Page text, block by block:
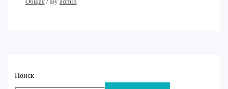
Общая/ By admin
Поиск